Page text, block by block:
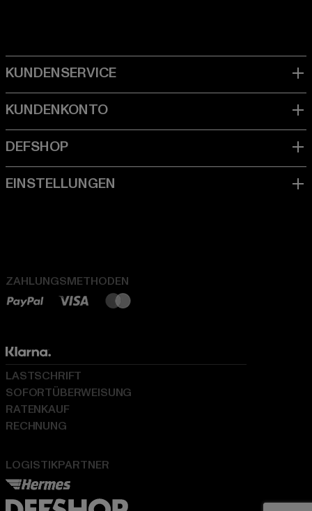
ZAHLUNGSMETHODEN
LOGISTIKPARTNER
LASTSCHRIFT
SOFORTÜBERWEISUNG
RATENKAUF
RECHNUNG